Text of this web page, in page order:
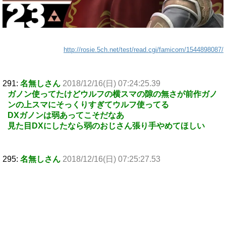
http://rosie.5ch.net/test/read.cgi/famicom/1544898087/
291: 名無しさん 2018/12/16(日) 07:24:25.39
ガノン使ってたけどウルフの横スマの隙の無さが前作ガノ
ンの上スマにそっくりすぎてウルフ使ってる
DXガノンは弱あってこそだなあ
見た目DXにしたなら弱のおじさん張り手やめてほしい
295: 名無しさん 2018/12/16(日) 07:25:27.53